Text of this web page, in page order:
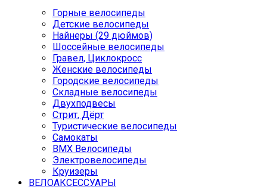
Горные велосипеды
Детские велосипеды
Найнеры (29 дюймов)
Шоссейные велосипеды
Гравел, Циклокросс
Женские велосипеды
Городcкие велосипеды
Складные велосипеды
Двухподвесы
Стрит, Дёрт
Туристические велосипеды
Самокаты
BMX Велосипеды
Электровелосипеды
Круизеры
ВЕЛОАКСЕССУАРЫ